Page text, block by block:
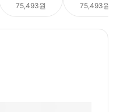
75,493원 75,493원